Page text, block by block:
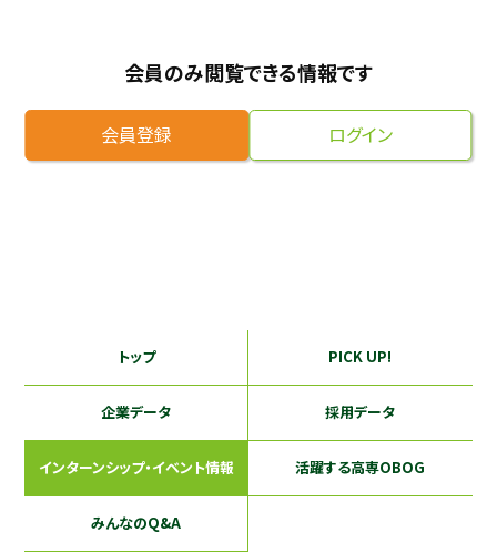
9/30
会員のみ閲覧できる情報です
会員登録 ログイン
トップ PICK UP!
企業データ 採用データ
インターンシップ・イベント情報 活躍する高専OBOG
みんなのQ&A